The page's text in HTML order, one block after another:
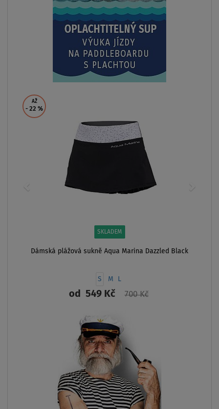
AŽ
- 22 %
SKLADEM
Dámská plážová sukně Aqua Marina Dazzled Black
S M L
od549 Kč 700 Kč
ZOBRAZIT